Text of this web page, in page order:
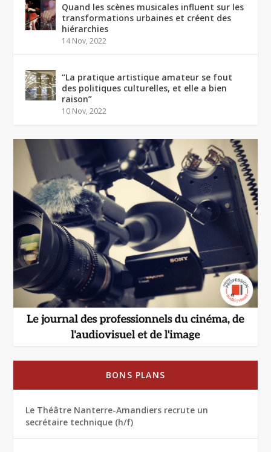
Quand les scènes musicales influent sur les
transformations urbaines et créent des
hiérarchies
14 Nov, 2022
“La pratique artistique amateur se fout
des politiques culturelles, et elle a bien
raison”
10 Nov, 2022
BONS PLANS
Le Théâtre Nanterre-Amandiers recrute un
secrétaire technique (h/f)